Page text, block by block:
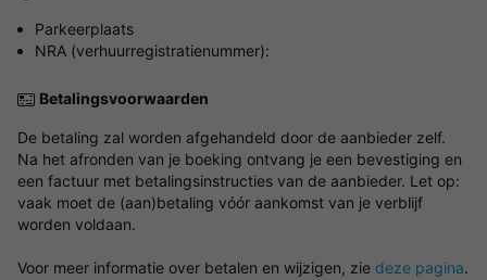
Parkeerplaats
NRA (verhuurregistratienummer):
Betalingsvoorwaarden
De betaling zal worden afgehandeld door de aanbieder zelf.
Na het afronden van je boeking ontvang je een bevestiging en
een factuur met betalingsinstructies van de aanbieder. Let op:
vaak moet de (aan)betaling vóór aankomst van je verblijf
worden voldaan.
Voor meer informatie over betalen en wijzigen, zie deze pagina.